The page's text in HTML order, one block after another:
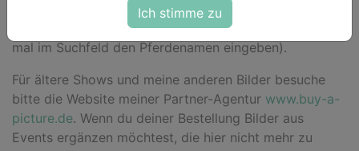
findest du für das aktuelle Event deine
Bilder sortiert nach Pferdenamen (alternativ einfach
mal im Suchfeld den Pferdenamen eingeben).
Für ältere Shows und meine anderen Bilder besuche
bitte die Website meiner Partner-Agentur www.buy-a-
picture.de. Wenn du deiner Bestellung Bilder aus
Events ergänzen möchtest, die hier nicht mehr zu
Ich stimme zu